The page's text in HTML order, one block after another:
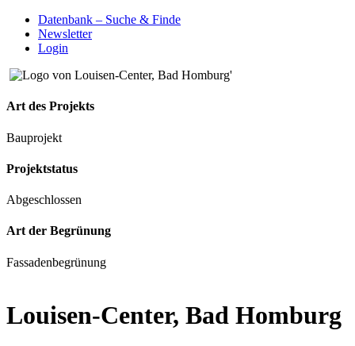
Datenbank – Suche & Finde
Newsletter
Login
Art des Projekts
Bauprojekt
Projektstatus
Abgeschlossen
Art der Begrünung
Fassadenbegrünung
Louisen-Center, Bad Homburg